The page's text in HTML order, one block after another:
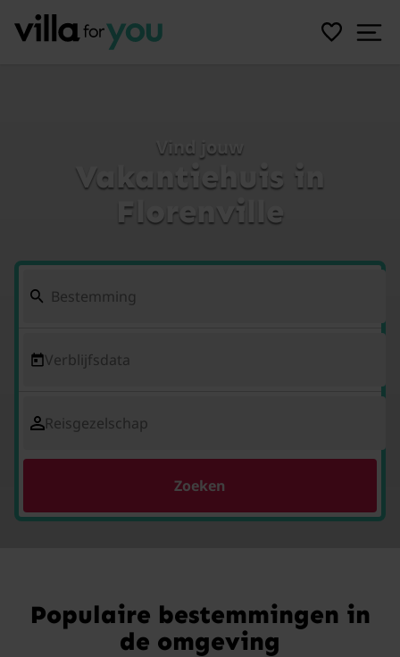
Vind jouw
Vakantiehuis in
Florenville
Verblijfsdata
Reisgezelschap
Zoeken
Populaire bestemmingen in
de omgeving